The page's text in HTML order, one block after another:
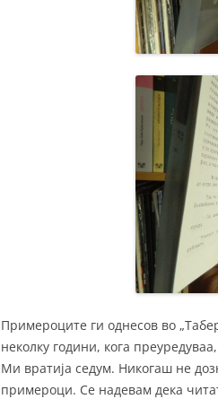
Примероците ги однесов во
неколку години, кога
Ми вратија седум. Никогаш не
примероци. Се надевам дека